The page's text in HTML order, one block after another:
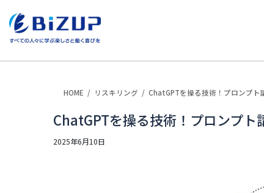
HOME リスキリング ChatGPTを操る技術！プロンプト
ChatGPTを操る技術！プロンプト
2025年6月10日